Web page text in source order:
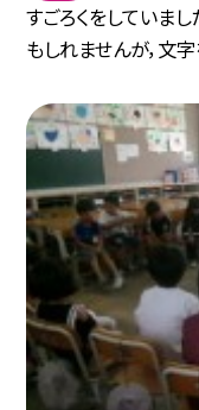
すごろくをしていま
もしれませんが，文